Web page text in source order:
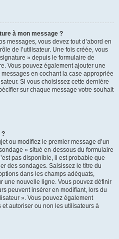
à mon message ?
messages, vous devez tout d’abord en
de l’utilisateur. Une fois créée, vous
» depuis le formulaire de
Vous pouvez également ajouter une
en cochant la case appropriée
Si vous choisissez cette dernière
sur chaque message votre souhait
?
ou modifiez le premier message d’un
» situé en-dessous du formulaire
pas disponible, il est probable que
des sondages. Saisissez le titre du
dans les champs adéquats,
une nouvelle ligne. Vous pouvez définir
peuvent insérer en modifiant, lors du
». Vous pouvez également
autoriser ou non les utilisateurs à